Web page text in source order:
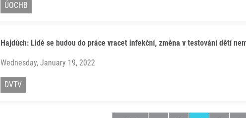
ÚOCHB
Hajdúch: Lidé se budou do práce vracet infekční, změna v testování dětí
Wednesday, January 19, 2022
DVTV